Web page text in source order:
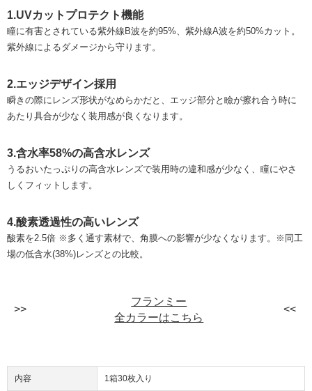
1.UVカットプロテクト機能
瞳に有害とされている紫外線B波を約95%、紫外線A波を約50%カット。
紫外線によるダメージから守ります。
2.エッジデザイン採用
瞬きの際にレンズ形状がなめらかだと、エッジ部分と瞼が擦れ合う時に
あたり具合が少なく装用感が良くなります。
3.含水率58%の高含水レンズ
うるおいたっぷりの高含水レンズで装用時の違和感が少なく、瞳にやさ
しくフィットします。
4.酸素透過性の高いレンズ
酸素を2.5倍 ※多く通す素材で、角膜への影響が少なくなります。※同工
場の低含水(38%)レンズとの比較。
フランミー
全カラーはこちら
内容 1箱30枚入り